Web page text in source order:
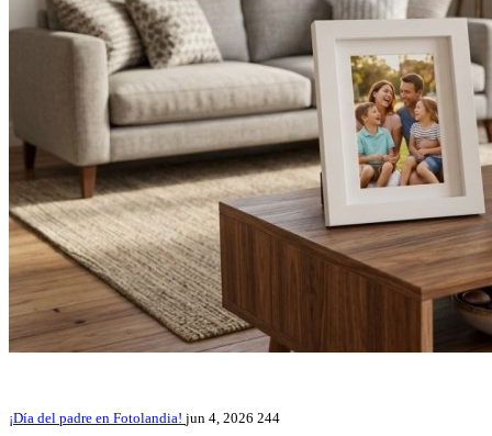
¡Día del padre en Fotolandia! jun 4, 2026 244